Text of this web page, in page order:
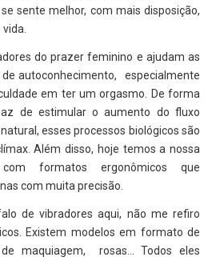
sente melhor, com mais disposição,
do prazer feminino e ajudam as
autoconhecimento, especialmente
em ter um orgasmo. De forma
de estimular o aumento do fluxo
esses processos biológicos são
Além disso, hoje temos a nossa
com formatos ergonômicos que
com muita precisão.
de vibradores aqui, não me refiro
Existem modelos em formato de
maquiagem, rosas... Todos eles